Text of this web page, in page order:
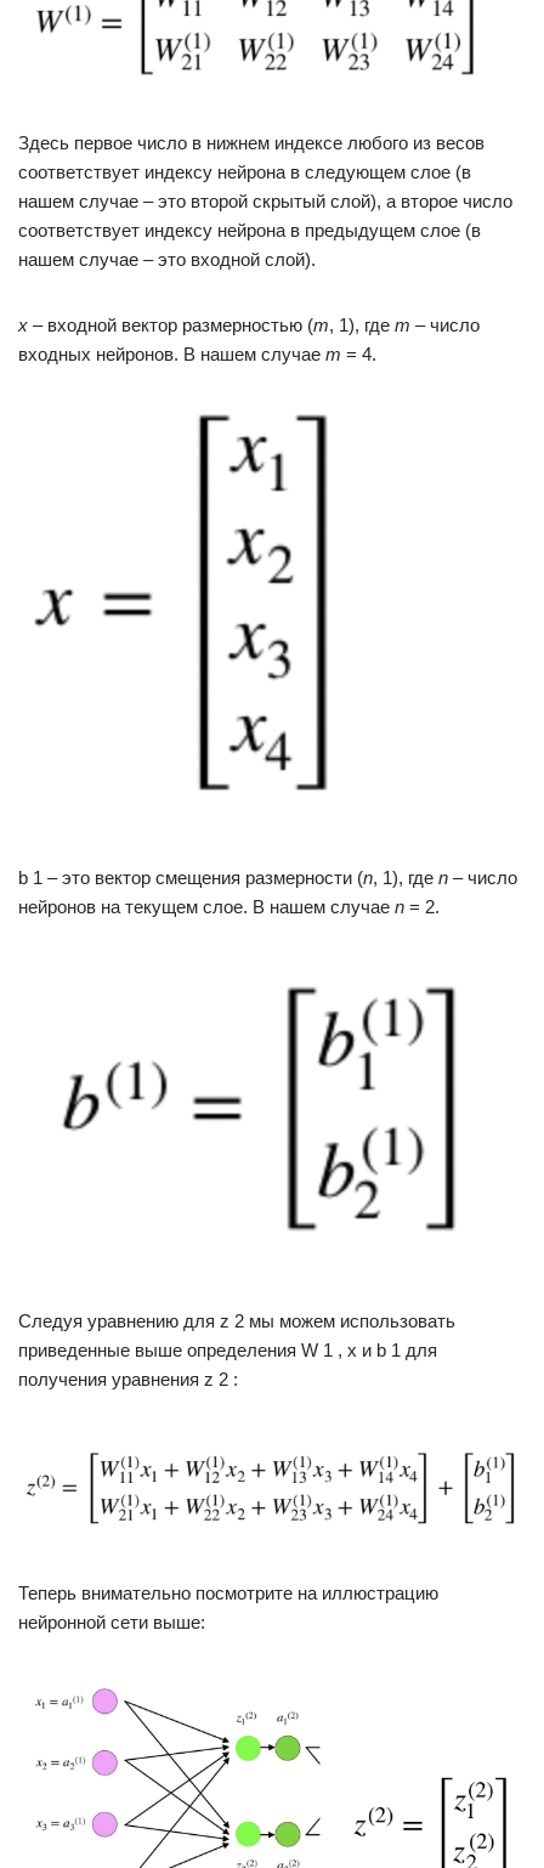
Здесь первое число в нижнем индексе любого из весов
соответствует индексу нейрона в следующем слое (в
нашем случае – это второй скрытый слой), а второе число
соответствует индексу нейрона в предыдущем слое (в
нашем случае – это входной слой).
x – входной вектор размерностью (m, 1), где m – число
входных нейронов. В нашем случае m = 4.
b 1 – это вектор смещения размерности (n, 1), где n – число
нейронов на текущем слое. В нашем случае n = 2.
Следуя уравнению для z 2 мы можем использовать
приведенные выше определения W 1 , x и b 1 для
получения уравнения z 2 :
Теперь внимательно посмотрите на иллюстрацию
нейронной сети выше: